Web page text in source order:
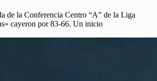
de la Conferencia Centro “A” de la Liga
cayeron por 83-66. Un inicio